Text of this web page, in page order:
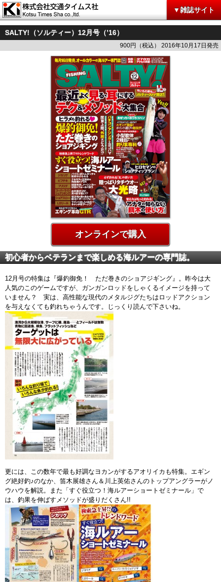
▼雑誌サイト
SALTY!（ソルティー）12月号（’16）
900円（税込） 2016年10月17日発売
オンラインで購入
初心者からベテランまで楽しめる海ルアーの専門誌。
12月号の特集は『爆釣御免！ ただ巻きのショアジギング』。昨今は大
人気のこのゲームですが、ガンガンロッドをしゃくるイメージを持って
いません？ 実は、高性能な現代のメタルジグたちはロッドアクション
を与えなくても釣れちゃうんです。じっくり読んで下さいね。
更には、この数年で最も好調なヨカンがするアオリイカも特集。エギン
グ絶好釣♪のなか、笛木展雄さん＆川上英佑さんのトップアングラーがノ
ウハウを解説。また「すぐ役立つ！海ルアーショートゼミナール」で
は、釣果を伸ばすメソッドが盛りだくさん!!